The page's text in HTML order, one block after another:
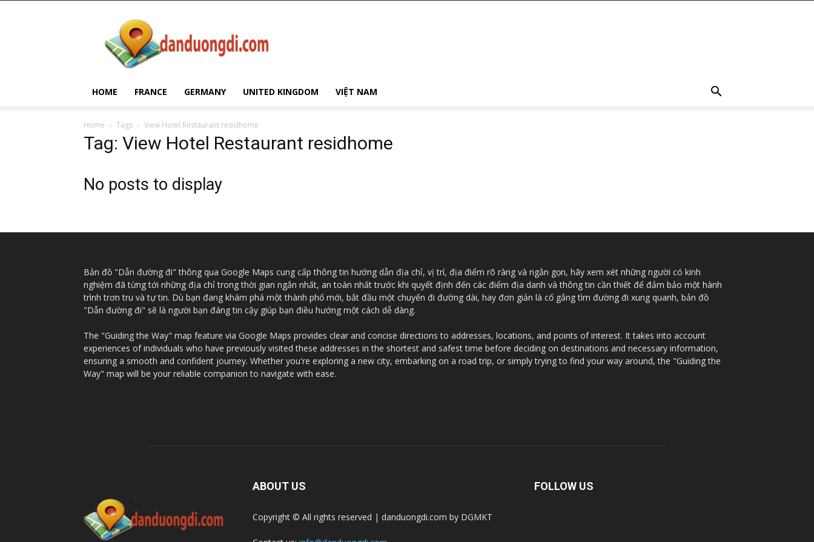
Duong
Di
HOME FRANCE GERMANY UNITED KINGDOM VIỆT NAM
Home Tags View Hotel Restaurant residhome
Tag: View Hotel Restaurant residhome
No posts to display
Bản đồ "Dẫn đường đi" thông qua Google Maps cung cấp thông tin hướng dẫn địa chỉ, vị trí, địa điểm rõ ràng và ngắn gọn, hãy xem xét những người có kinh
nghiệm đã từng tới những địa chỉ trong thời gian ngắn nhất, an toàn nhất trước khi quyết định đến các điểm địa danh và thông tin cần thiết để đảm bảo một hành
trình trơn tru và tự tin. Dù bạn đang khám phá một thành phố mới, bắt đầu một chuyến đi đường dài, hay đơn giản là cố gắng tìm đường đi xung quanh, bản đồ
"Dẫn đường đi" sẽ là người bạn đáng tin cậy giúp bạn điều hướng một cách dễ dàng.
The "Guiding the Way" map feature via Google Maps provides clear and concise directions to addresses, locations, and points of interest. It takes into account
experiences of individuals who have previously visited these addresses in the shortest and safest time before deciding on destinations and necessary information,
ensuring a smooth and confident journey. Whether you're exploring a new city, embarking on a road trip, or simply trying to find your way around, the "Guiding the
Way" map will be your reliable companion to navigate with ease.
ABOUT US
Copyright © All rights reserved | danduongdi.com by DGMKT
FOLLOW US